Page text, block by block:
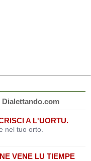
A L'UORTU.
nel tuo orto.
VENE LU TIEMPE